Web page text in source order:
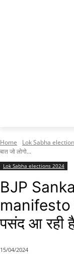
Home Lok Sabha
बात जो लोगो...
Lok Sabha elections 2024
BJP
manifesto
पसंद आ रही
15/04/2024